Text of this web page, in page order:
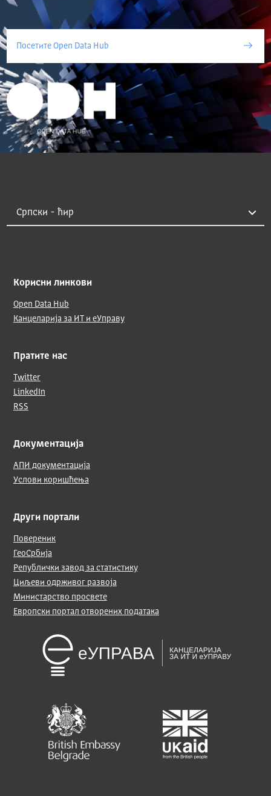
Посетите Open Data Hub
Корисни линкови
Open Data Hub
Канцеларија за ИТ и еУправу
Пратите нас
Twitter
LinkedIn
RSS
Документација
АПИ документација
Услови коришћења
Други портали
Повереник
ГеоСрбија
Републички завод за статистику
Циљеви одрживог развоја
Министарство просвете
Европски портал отворених података